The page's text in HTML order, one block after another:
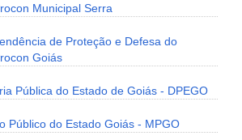
Municipal Serra
de Proteção e Defesa do
Goiás
Pública do Estado de Goiás - DPEGO
Público do Estado Goiás - MPGO